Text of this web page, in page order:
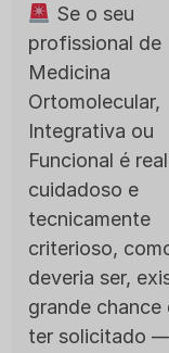
Se o seu
profissional de
Medicina
Ortomolecular,
Integrativa ou
Funcional é
cuidadoso e
tecnicamente
criterioso,
deveria ser,
grande chance
ter solicitado